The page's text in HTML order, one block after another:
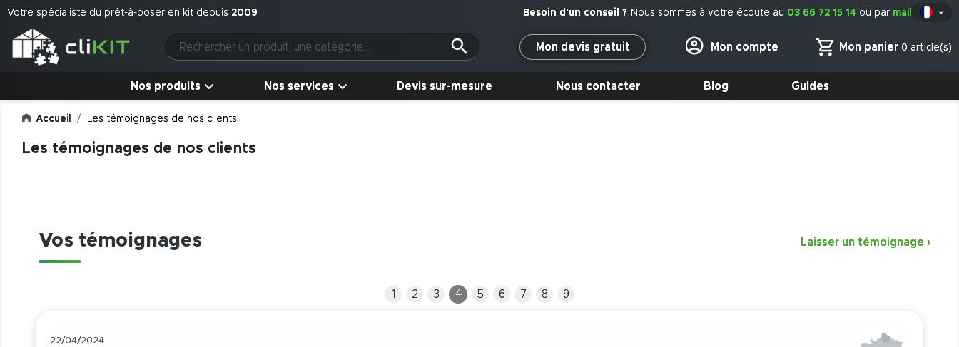
Votre spécialiste du prêt-à-poser en kit depuis 2009 
Nous sommes à votre écoute au 03 66 72 15 14 ou par mail
Mon panier 0 article(s)
Mon compte
Mon devis gratuit
Nos produits Nos services Devis sur-mesure Nous contacter Blog Guides
Accueil Les témoignages de nos clients
Les témoignages de nos clients
Vos témoignages Laisser un témoignage
1 2 3 4 5 6 7 8 9
22/04/2024